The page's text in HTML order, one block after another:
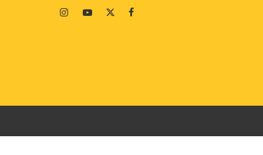
Facebook
Twitter
Youtube
Instagram